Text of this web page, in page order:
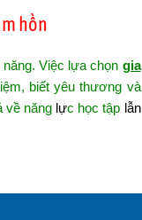
hồn
Việc lựa chọn gia
biết yêu thương và
về năng lực học tập lẫn